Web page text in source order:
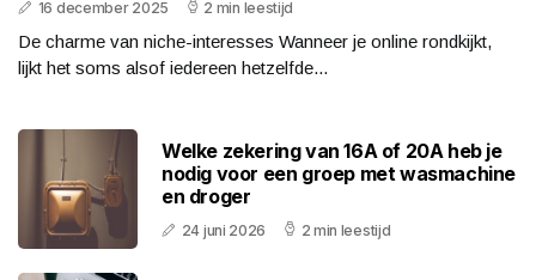
16 december 2025 2 min leestijd
De charme van niche-interesses Wanneer je online rondkijkt,
lijkt het soms alsof iedereen hetzelfde...
Welke zekering van 16A of 20A heb je
nodig voor een groep met wasmachine
en droger
24 juni 2026 2 min leestijd